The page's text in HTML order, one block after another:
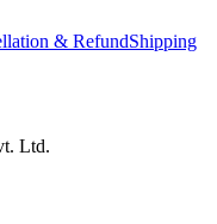
& RefundShipping
Ltd.